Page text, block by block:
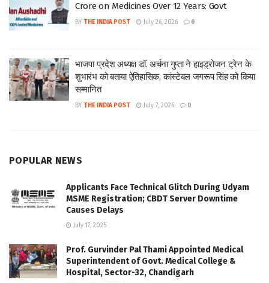
Crore on Medicines Over 12 Years: Govt
BY THE INDIA POST July 26, 2026 0
भाजपा प्रदेश अध्यक्ष डॉ. अर्चना गुप्ता ने हाइड्रोजन ट्रेन के
शुभारंभ को बताया ऐतिहासिक, कांस्टेबल जगरूप सिंह को किया
सम्मानित
BY THE INDIA POST July 7, 2026 0
POPULAR NEWS
Applicants Face Technical Glitch During Udyam
MSME Registration; CBDT Server Downtime
Causes Delays
July 17, 2025
Prof. Gurvinder Pal Thami Appointed Medical
Superintendent of Govt. Medical College &
Hospital, Sector-32, Chandigarh